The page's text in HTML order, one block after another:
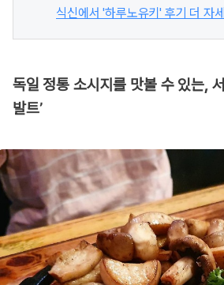
식신에서 '하루노유키' 후기 더 자
독일 정통 소시지를 맛볼 수 있는,
발트’